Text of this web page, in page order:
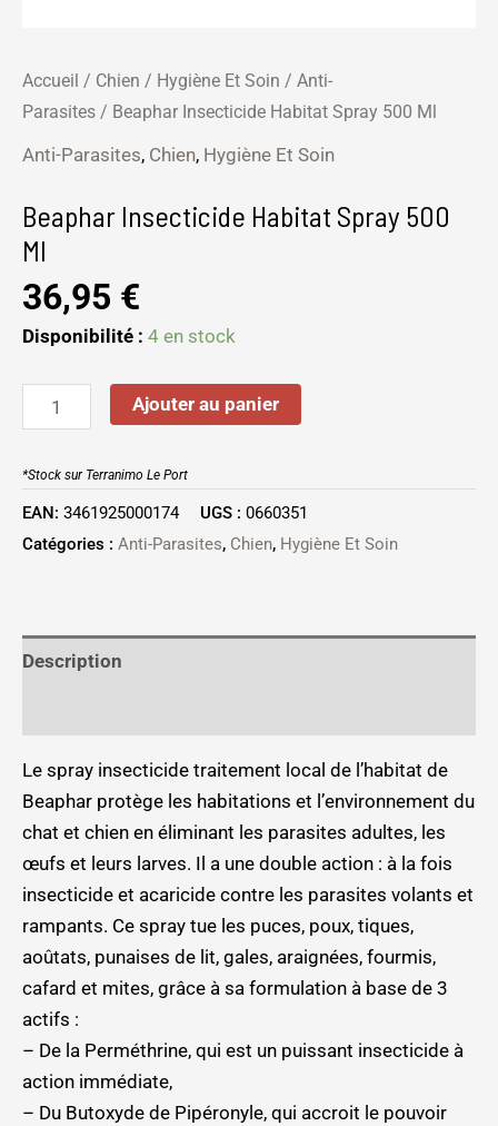
Accueil / Chien / Hygiène Et Soin / Anti-
Parasites / Beaphar Insecticide Habitat Spray 500 Ml
Anti-Parasites, Chien, Hygiène Et Soin
Beaphar Insecticide Habitat Spray 500
Ml
36,95 €
Disponibilité : 4 en stock
Ajouter au panier
*Stock sur Terranimo Le Port
EAN: 3461925000174 UGS : 0660351
Catégories : Anti-Parasites, Chien, Hygiène Et Soin
Description
Le spray insecticide traitement local de l’habitat de
Beaphar protège les habitations et l’environnement du
chat et chien en éliminant les parasites adultes, les
œufs et leurs larves. Il a une double action : à la fois
insecticide et acaricide contre les parasites volants et
rampants. Ce spray tue les puces, poux, tiques,
aoûtats, punaises de lit, gales, araignées, fourmis,
cafard et mites, grâce à sa formulation à base de 3
actifs :
– De la Perméthrine, qui est un puissant insecticide à
action immédiate,
– Du Butoxyde de Pipéronyle, qui accroit le pouvoir